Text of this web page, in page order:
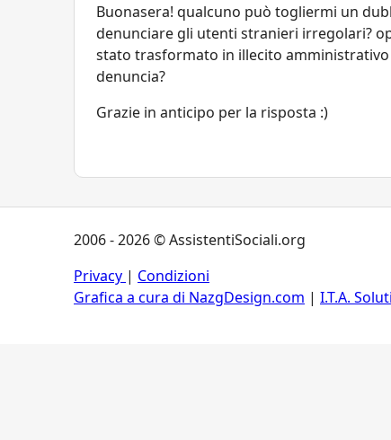
Buonasera! qualcuno può togliermi un
denunciare gli utenti stranieri irregolari?
stato trasformato in illecito
denuncia?
Grazie in anticipo per la risposta :)
2006 - 2026 © AssistentiSociali.org
Privacy | Condizioni
Grafica a cura di NazgDesign.com | I.T.A.